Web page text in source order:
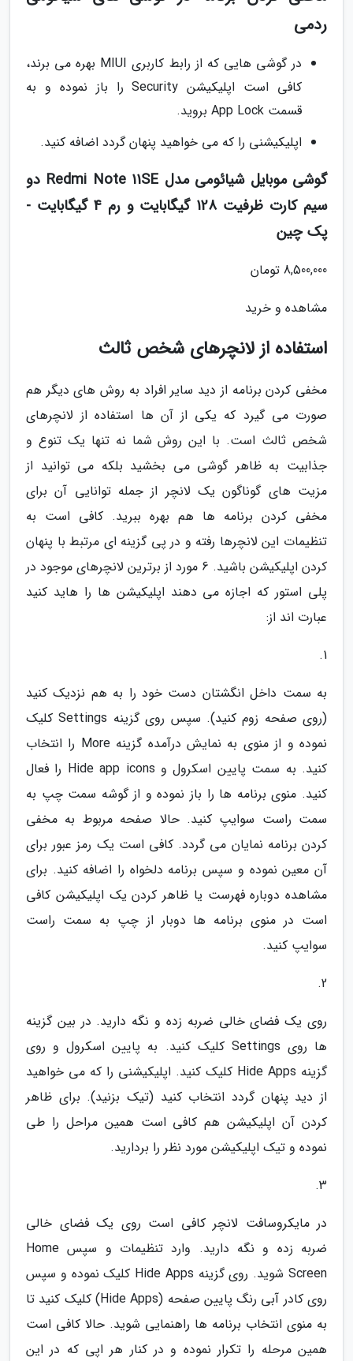
ردمی
در گوشی هایی که از رابط کاربری MIUI بهره می برند،
کافی است اپلیکیشن Security را باز نموده و به
قسمت App Lock بروید.
اپلیکیشنی را که می خواهید پنهان گردد اضافه کنید.
گوشی موبایل شیائومی مدل Redmi Note 11SE دو
سیم کارت ظرفیت 128 گیگابایت و رم 4 گیگابایت -
پک چین
8,500,000 تومان
مشاهده و خرید
استفاده از لانچرهای شخص ثالث
مخفی کردن برنامه از دید سایر افراد به روش های دیگر هم
صورت می گیرد که یکی از آن ها استفاده از لانچرهای
شخص ثالث است. با این روش شما نه تنها یک تنوع و
جذابیت به ظاهر گوشی می بخشید بلکه می توانید از
مزیت های گوناگون یک لانچر از جمله توانایی آن برای
مخفی کردن برنامه ها هم بهره ببرید. کافی است به
تنظیمات این لانچرها رفته و در پی گزینه ای مرتبط با پنهان
کردن اپلیکیشن باشید. 6 مورد از برترین لانچرهای موجود در
پلی استور که اجازه می دهند اپلیکیشن ها را هاید کنید
عبارت اند از:
1.
به سمت داخل انگشتان دست خود را به هم نزدیک کنید
(روی صفحه زوم کنید). سپس روی گزینه Settings کلیک
نموده و از منوی به نمایش درآمده گزینه More را انتخاب
کنید. به سمت پایین اسکرول و Hide app icons را فعال
کنید. منوی برنامه ها را باز نموده و از گوشه سمت چپ به
سمت راست سوایپ کنید. حالا صفحه مربوط به مخفی
کردن برنامه نمایان می گردد. کافی است یک رمز عبور برای
آن معین نموده و سپس برنامه دلخواه را اضافه کنید. برای
مشاهده دوباره فهرست یا ظاهر کردن یک اپلیکیشن کافی
است در منوی برنامه ها دوبار از چپ به سمت راست
سوایپ کنید.
2.
روی یک فضای خالی ضربه زده و نگه دارید. در بین گزینه
ها روی Settings کلیک کنید. به پایین اسکرول و روی
گزینه Hide Apps کلیک کنید. اپلیکیشنی را که می خواهید
از دید پنهان گردد انتخاب کنید (تیک بزنید). برای ظاهر
کردن آن اپلیکیشن هم کافی است همین مراحل را طی
نموده و تیک اپلیکیشن مورد نظر را بردارید.
3.
در مایکروسافت لانچر کافی است روی یک فضای خالی
ضربه زده و نگه دارید. وارد تنظیمات و سپس Home
Screen شوید. روی گزینه Hide Apps کلیک نموده و سپس
روی کادر آبی رنگ پایین صفحه (Hide Apps) کلیک کنید تا
به منوی انتخاب برنامه ها راهنمایی شوید. حالا کافی است
همین مرحله را تکرار نموده و در کنار هر اپی که در این